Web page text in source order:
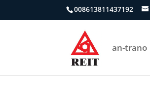
008613811437192
an-trano